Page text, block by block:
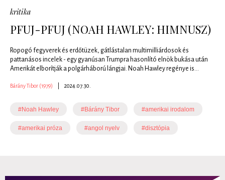
kritika
PFUJ-PFUJ (NOAH HAWLEY: HIMNUSZ)
Ropogó fegyverek és erdőtüzek, gátlástalan multimilliárdosok és
pattanásos incelek - egy gyanúsan Trumpra hasonlító elnök bukása után
Amerikát elborítják a polgárháború lángjai. Noah Hawley regénye is...
Bárány Tibor (1979) 2024.07.30.
#Noah Hawley #Bárány Tibor #amerikai irodalom
#amerikai próza #angol nyelv #disztópia